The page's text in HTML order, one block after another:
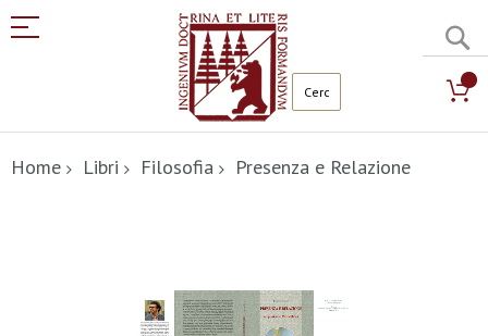
al
contenuto
Home Libri Filosofia Presenza e Relazione